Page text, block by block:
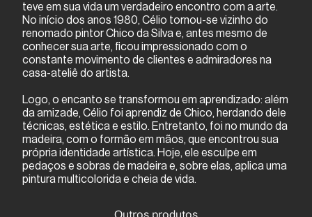
teve em sua vida um verdadeiro encontro com a arte.
No início dos anos 1980, Célio tornou-se vizinho do
renomado pintor Chico da Silva e, antes mesmo de
conhecer sua arte, ficou impressionado com o
constante movimento de clientes e admiradores na
casa-ateliê do artista.
Logo, o encanto se transformou em aprendizado: além
da amizade, Célio foi aprendiz de Chico, herdando dele
técnicas, estética e estilo. Entretanto, foi no mundo da
madeira, com o formão em mãos, que encontrou sua
própria identidade artística. Hoje, ele esculpe em
pedaços e sobras de madeira e, sobre elas, aplica uma
pintura multicolorida e cheia de vida.
Outros produtos